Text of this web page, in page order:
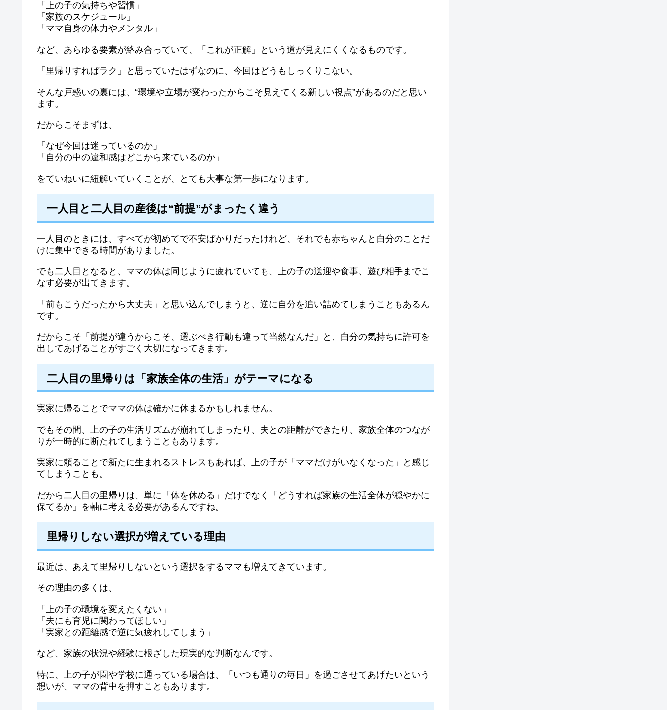
「上の子の気持ちや習慣」
「家族のスケジュール」
「ママ自身の体力やメンタル」
など、あらゆる要素が絡み合っていて、「これが正解」という道が見えにくくなるものです。
「里帰りすればラク」と思っていたはずなのに、今回はどうもしっくりこない。
そんな戸惑いの裏には、“環境や立場が変わったからこそ見えてくる新しい視点”があるのだと思い
ます。
だからこそまずは、
「なぜ今回は迷っているのか」
「自分の中の違和感はどこから来ているのか」
をていねいに紐解いていくことが、とても大事な第一歩になります。
一人目と二人目の産後は“前提”がまったく違う
一人目のときには、すべてが初めてで不安ばかりだったけれど、それでも赤ちゃんと自分のことだ
けに集中できる時間がありました。
でも二人目となると、ママの体は同じように疲れていても、上の子の送迎や食事、遊び相手までこ
なす必要が出てきます。
「前もこうだったから大丈夫」と思い込んでしまうと、逆に自分を追い詰めてしまうこともあるん
です。
だからこそ「前提が違うからこそ、選ぶべき行動も違って当然なんだ」と、自分の気持ちに許可を
出してあげることがすごく大切になってきます。
二人目の里帰りは「家族全体の生活」がテーマになる
実家に帰ることでママの体は確かに休まるかもしれません。
でもその間、上の子の生活リズムが崩れてしまったり、夫との距離ができたり、家族全体のつなが
りが一時的に断たれてしまうこともあります。
実家に頼ることで新たに生まれるストレスもあれば、上の子が「ママだけがいなくなった」と感じ
てしまうことも。
だから二人目の里帰りは、単に「体を休める」だけでなく「どうすれば家族の生活全体が穏やかに
保てるか」を軸に考える必要があるんですね。
里帰りしない選択が増えている理由
最近は、あえて里帰りしないという選択をするママも増えてきています。
その理由の多くは、
「上の子の環境を変えたくない」
「夫にも育児に関わってほしい」
「実家との距離感で逆に気疲れしてしまう」
など、家族の状況や経験に根ざした現実的な判断なんです。
特に、上の子が園や学校に通っている場合は、「いつも通りの毎日」を過ごさせてあげたいという
想いが、ママの背中を押すこともあります。